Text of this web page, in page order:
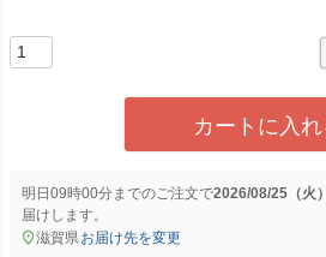
カートに入れ
明日09時00分までのご注文で2026/08/25（火）
届けします。
滋賀県 お届け先を変更